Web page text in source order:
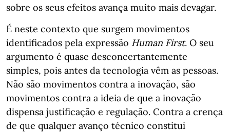
sobre os seus efeitos avança muito mais devagar.
É neste contexto que surgem movimentos
identificados pela expressão Human First. O seu
argumento é quase desconcertantemente
simples, pois antes da tecnologia vêm as pessoas.
Não são movimentos contra a inovação, são
movimentos contra a ideia de que a inovação
dispensa justificação e regulação. Contra a crença
de que qualquer avanço técnico constitui